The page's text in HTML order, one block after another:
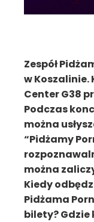
Zespół
w Koszalinie.
Center G38
Podczas
można
“Pidżamy
można
Kiedy
Pidżama
bilety? Gdzie